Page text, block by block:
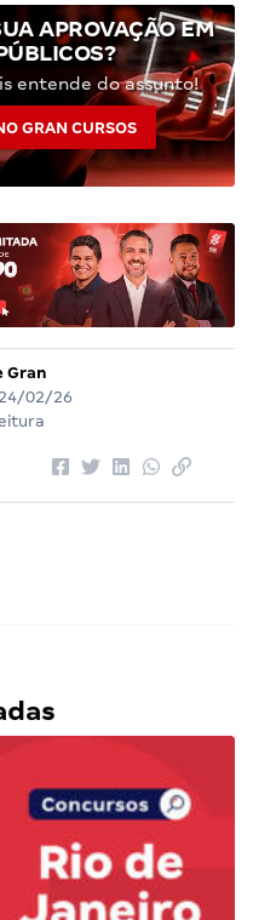
APROVAÇÃO EM
entende do assunto!
GRAN CURSOS
Gran
24/02/26